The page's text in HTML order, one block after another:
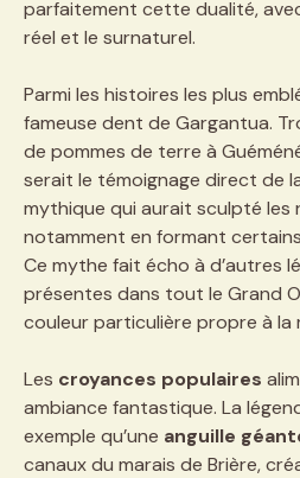
parfaitement cette dualité,
réel et le surnaturel.
Parmi les histoires les plus
fameuse dent de Gargantua.
de pommes de terre à
serait le témoignage direct de
mythique qui aurait sculpté les
notamment en formant
Ce mythe fait écho à d’autres
présentes dans tout le Grand
couleur particulière propre à la
Les croyances populaires
ambiance fantastique. La
exemple qu’une anguille
canaux du marais de Brière,